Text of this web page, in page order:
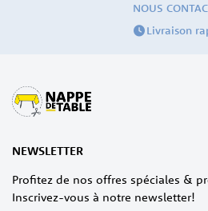
NOUS
Livraison
NEWSLETTER
Profitez de nos offres spéciales &
Inscrivez-vous à notre newsletter!